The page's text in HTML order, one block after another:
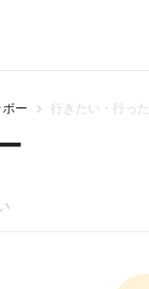
ー 行きたい・行った